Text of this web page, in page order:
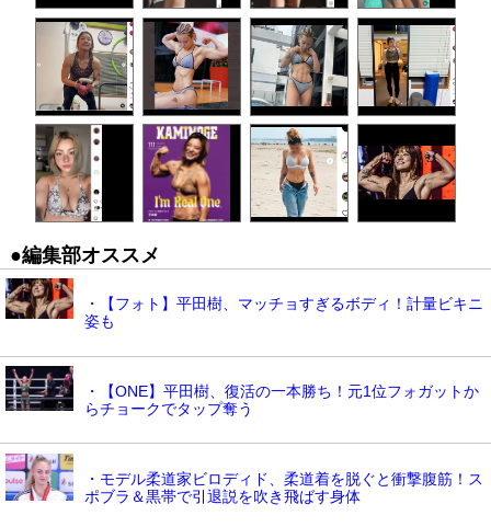
●編集部オススメ
・【フォト】平田樹、マッチョすぎるボディ！計量ビキニ
姿も
・【ONE】平田樹、復活の一本勝ち！元1位フォガットか
らチョークでタップ奪う
・モデル柔道家ビロディド、柔道着を脱ぐと衝撃腹筋！ス
ポブラ＆黒帯で引退説を吹き飛ばす身体